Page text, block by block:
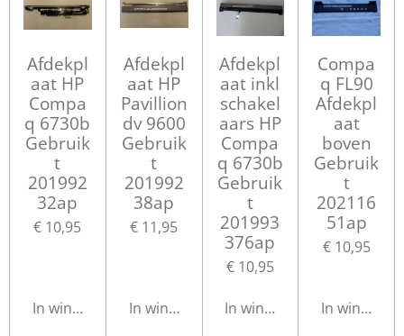
Afdekpl
aat HP
Compa
q 6730b
Gebruik
t
201992
32ap
€ 10,95
In winkelwagen
Afdekpl
aat HP
Pavillion
dv 9600
Gebruik
t
201992
38ap
€ 11,95
In winkelwagen
Afdekpl
aat inkl
schakel
aars HP
Compa
q 6730b
Gebruik
t
201993
376ap
€ 10,95
In winkelwagen
Compa
q FL90
Afdekpl
aat
boven
Gebruik
t
202116
51ap
€ 10,95
In